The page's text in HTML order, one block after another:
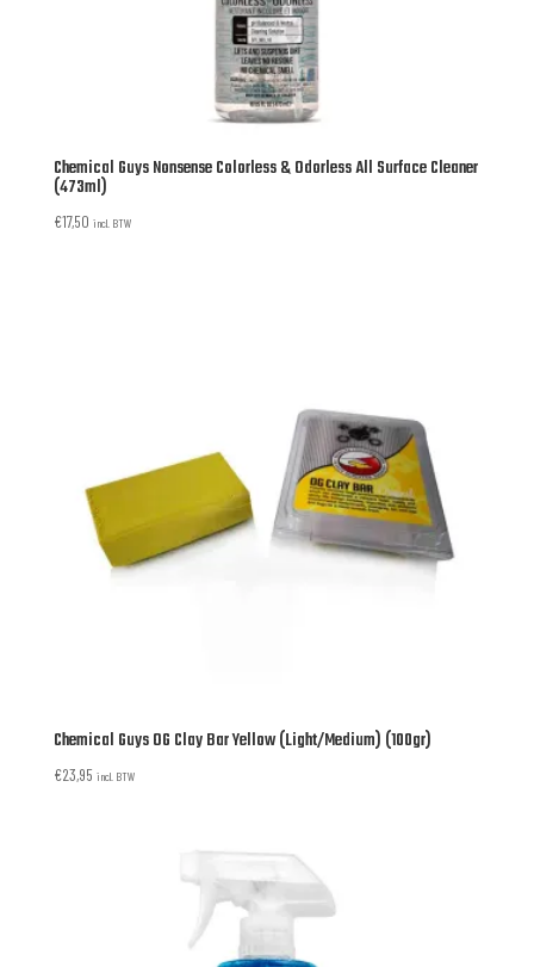
Chemical Guys Nonsense Colorless & Odorless All Surface Cleaner
(473ml)
€17,50 incl. BTW
Chemical Guys OG Clay Bar Yellow (Light/Medium) (100gr)
€23,95 incl. BTW